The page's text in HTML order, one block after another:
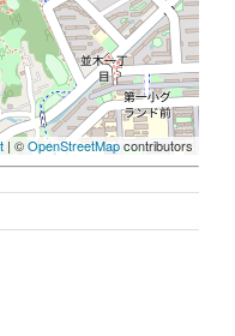
| ©OpenStreetMapcontributors